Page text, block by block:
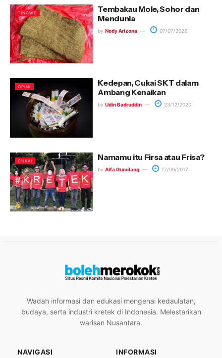
TINGWE
Tembakau Mole, Sohor dan
Mendunia
by Nody Arizona 07/07/2022
OPINI
Kedepan, Cukai SKT dalam
Ambang Kenaikan
by Udin Badruddin 23/12/2020
CUKAI Namamu itu Firsa atau Frisa?
by Alfa Gumilang 17/09/2017
Wadah informasi dan edukasi mengenai kedaulatan,
budaya, serta industri kretek di Indonesia. Melestarikan
warisan Nusantara.
NAVIGASI INFORMASI